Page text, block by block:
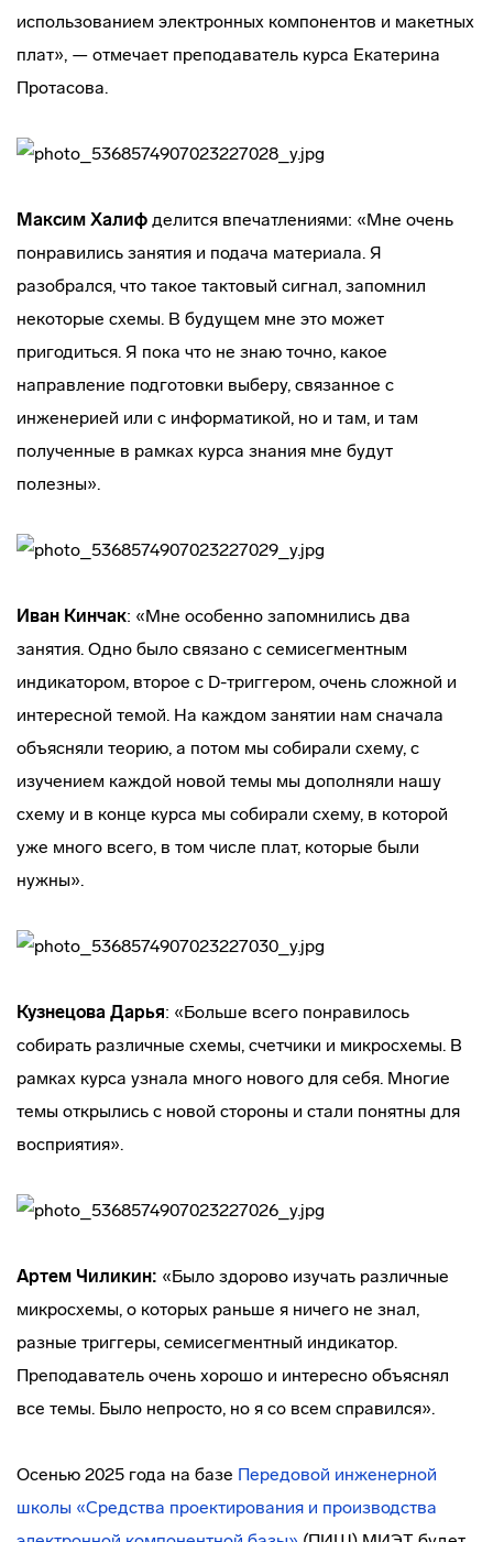
использованием электронных компонентов и макетных
плат», — отмечает преподаватель курса Екатерина
Протасова.
Максим Халиф делится впечатлениями: «Мне очень
понравились занятия и подача материала. Я
разобрался, что такое тактовый сигнал, запомнил
некоторые схемы. В будущем мне это может
пригодиться. Я пока что не знаю точно, какое
направление подготовки выберу, связанное с
инженерией или с информатикой, но и там, и там
полученные в рамках курса знания мне будут
полезны».
Иван Кинчак: «Мне особенно запомнились два
занятия. Одно было связано с семисегментным
индикатором, второе с D-триггером, очень сложной и
интересной темой. На каждом занятии нам сначала
объясняли теорию, а потом мы собирали схему, с
изучением каждой новой темы мы дополняли нашу
схему и в конце курса мы собирали схему, в которой
уже много всего, в том числе плат, которые были
нужны».
Кузнецова Дарья: «Больше всего понравилось
собирать различные схемы, счетчики и микросхемы. В
рамках курса узнала много нового для себя. Многие
темы открылись с новой стороны и стали понятны для
восприятия».
Артем Чиликин: «Было здорово изучать различные
микросхемы, о которых раньше я ничего не знал,
разные триггеры, семисегментный индикатор.
Преподаватель очень хорошо и интересно объяснял
все темы. Было непросто, но я со всем справился».
Осенью 2025 года на базе Передовой инженерной
школы «Средства проектирования и производства